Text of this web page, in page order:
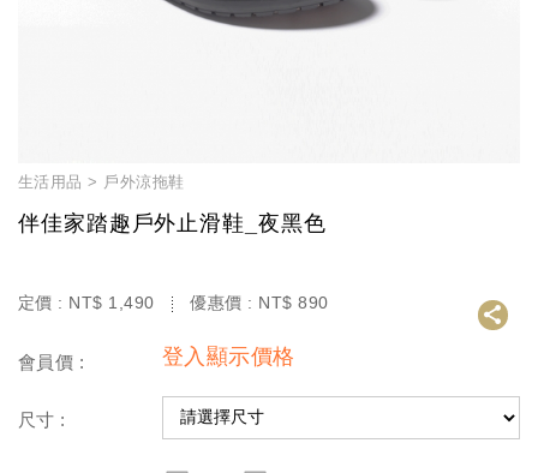
生活用品 戶外涼拖鞋
伴佳家踏趣戶外止滑鞋_夜黑色
定價 : NT$ 1,490 優惠價 : NT$ 890
會員價 : 登入顯示價格
尺寸 :